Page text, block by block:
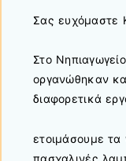
Σας ευχόμαστε
Στο
οργανώθηκαν
διαφορετικά
ετοιμάσουμε τα
πασχαλινές